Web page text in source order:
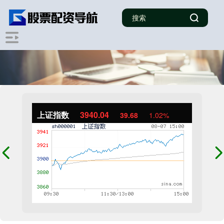
上证指数 3940.04 39.68 1.02%